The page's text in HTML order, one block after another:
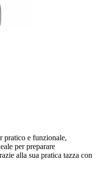
pratico e funzionale,
per preparare
alla sua pratica tazza con